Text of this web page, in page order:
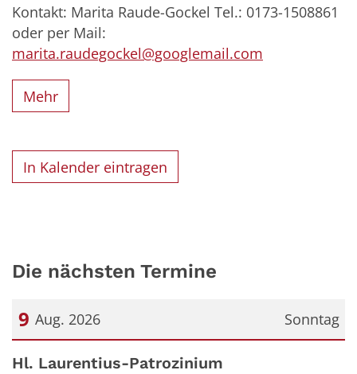
Kontakt: Marita Raude-Gockel Tel.: 0173-1508861
oder per Mail:
marita.raudegockel@googlemail.com
Mehr
In Kalender eintragen
Die nächsten Termine
Sonntag
9 Aug. 2026
Datum: 9. August 2026
Hl. Laurentius-Patrozinium